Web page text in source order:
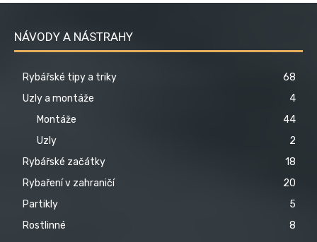
NÁVODY A NÁSTRAHY
Rybářské tipy a triky
68
Uzly a montáže
4
Montáže
44
Uzly
2
Rybářské začátky
18
Rybaření v zahraničí
20
Partikly
5
Rostlinné
8